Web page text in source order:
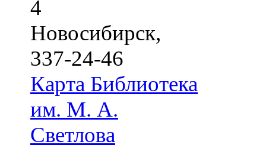
4
Новосибирск,
337-24-46
Карта Библиотека
им. М. А.
Светлова